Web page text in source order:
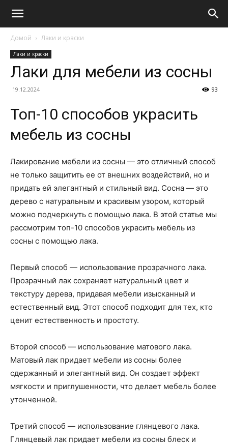
Домой Лаки и краски
Лаки и краски
Лаки для мебели из сосны
19.12.2024 93
Топ-10 способов украсить
мебель из сосны
Лакирование мебели из сосны — это отличный способ
не только защитить ее от внешних воздействий, но и
придать ей элегантный и стильный вид. Сосна — это
дерево с натуральным и красивым узором, который
можно подчеркнуть с помощью лака. В этой статье мы
рассмотрим топ-10 способов украсить мебель из
сосны с помощью лака.
Первый способ — использование прозрачного лака.
Прозрачный лак сохраняет натуральный цвет и
текстуру дерева, придавая мебели изысканный и
естественный вид. Этот способ подходит для тех, кто
ценит естественность и простоту.
Второй способ — использование матового лака.
Матовый лак придает мебели из сосны более
сдержанный и элегантный вид. Он создает эффект
мягкости и приглушенности, что делает мебель более
утонченной.
Третий способ — использование глянцевого лака.
Глянцевый лак придает мебели из сосны блеск и